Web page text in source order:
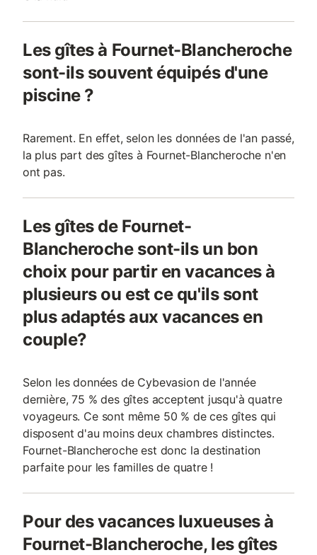
Les gîtes à Fournet-Blancheroche
sont-ils souvent équipés d'une
piscine ?
Rarement. En effet, selon les données de l'an passé,
la plus part des gîtes à Fournet-Blancheroche n'en
ont pas.
Les gîtes de Fournet-
Blancheroche sont-ils un bon
choix pour partir en vacances à
plusieurs ou est ce qu'ils sont
plus adaptés aux vacances en
couple?
Selon les données de Cybevasion de l'année
dernière, 75 % des gîtes acceptent jusqu'à quatre
voyageurs. Ce sont même 50 % de ces gîtes qui
disposent d'au moins deux chambres distinctes.
Fournet-Blancheroche est donc la destination
parfaite pour les familles de quatre !
Pour des vacances luxueuses à
Fournet-Blancheroche, les gîtes